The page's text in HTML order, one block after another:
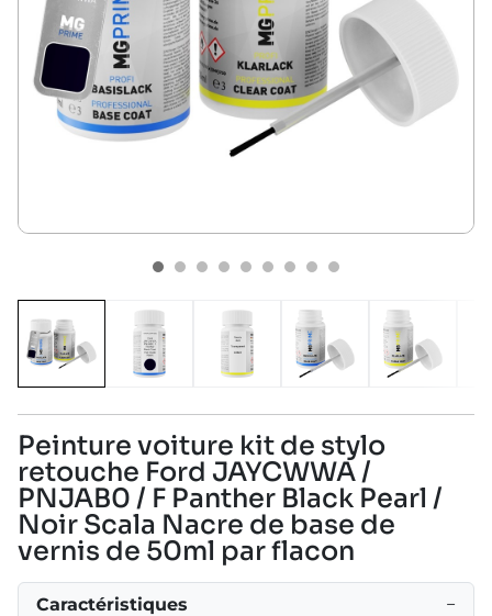
Peinture voiture kit de stylo
retouche Ford JAYCWWA /
PNJAB0 / F Panther Black Pearl /
Noir Scala Nacre de base de
vernis de 50ml par flacon
Caractéristiques −